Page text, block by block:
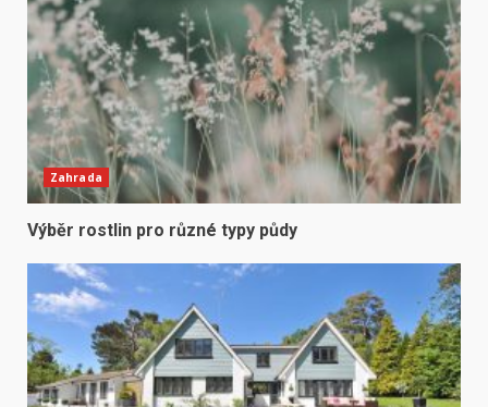
Zahrada
Výběr rostlin pro různé typy půdy